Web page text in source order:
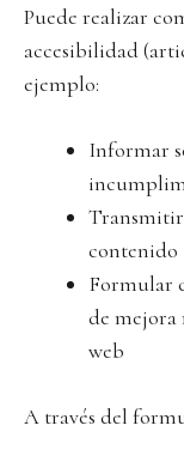
Puede realizar
accesibilidad
ejemplo:
Informar
Transmitir
contenido
Formular
de mejora
web
A través del